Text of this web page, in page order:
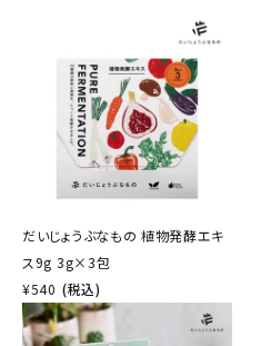
だいじょうぶなもの 植物発酵エキ
ス9g 3g×3包
¥540 (税込)